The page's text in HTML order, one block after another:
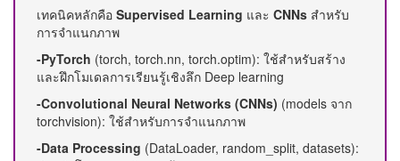
เทคนิคหลักคือ Supervised Learning และ CNNs สำหรับ
การจำแนกภาพ
-PyTorch (torch, torch.nn, torch.optim): ใช้สำหรับสร้าง
และฝึกโมเดลการเรียนรู้เชิงลึก Deep learning
-Convolutional Neural Networks (CNNs) (models จาก
torchvision): ใช้สำหรับการจำแนกภาพ
-Data Processing (DataLoader, random_split, datasets):